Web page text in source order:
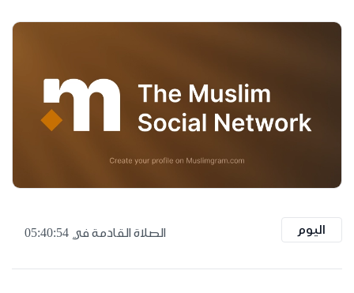
اليوم الصلاة القادمة في 05:40:53